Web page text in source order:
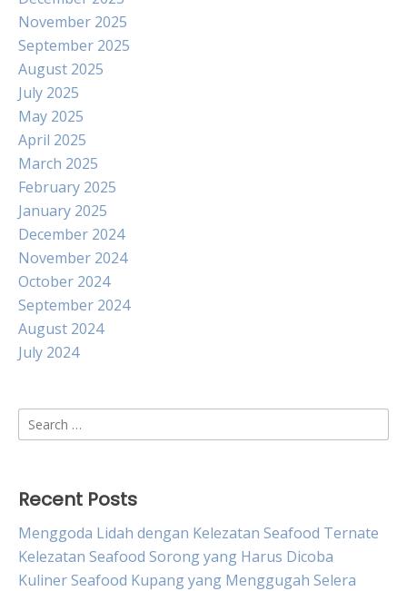
November 2025
September 2025
August 2025
July 2025
May 2025
April 2025
March 2025
February 2025
January 2025
December 2024
November 2024
October 2024
September 2024
August 2024
July 2024
Search
for:
Recent Posts
Menggoda Lidah dengan Kelezatan Seafood Ternate
Kelezatan Seafood Sorong yang Harus Dicoba
Kuliner Seafood Kupang yang Menggugah Selera